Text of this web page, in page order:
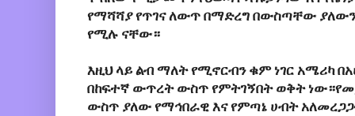
የማሻሻያ የጥገና ለውጥ በማድረግ በውስጣቸው
የሚሉ ናቸው።
እዚህ ላይ ልብ ማለት የሚኖርብን ቁም ነገር አሜሪካ
በከፍተኛ ውጥረት ውስጥ የምትገኝበት ወቅት
ውስጥ ያለው የማኅበራዊ እና የምጣኔ ሀብት